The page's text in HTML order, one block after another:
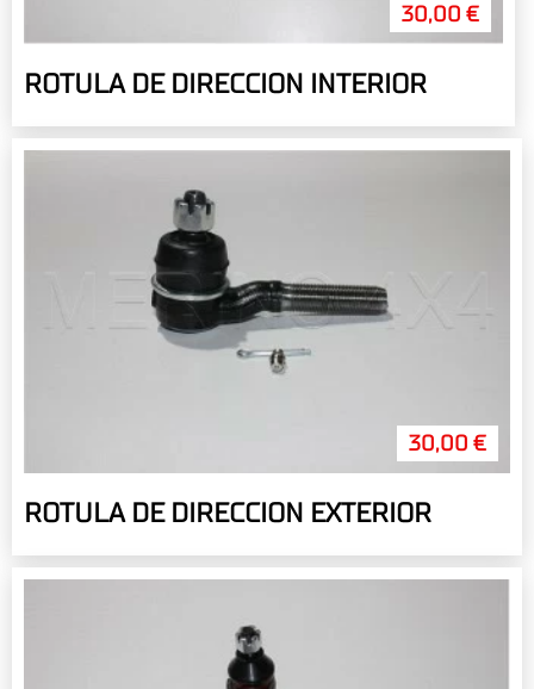
30,00 €
ROTULA DE DIRECCION INTERIOR
30,00 €
ROTULA DE DIRECCION EXTERIOR